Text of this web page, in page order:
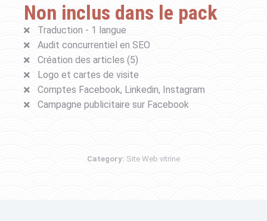
Non inclus dans le pack
Traduction - 1 langue
Audit concurrentiel en SEO
Création des articles (5)
Logo et cartes de visite
Comptes Facebook, Linkedin, Instagram
Campagne publicitaire sur Facebook
Category: Site Web vitrine